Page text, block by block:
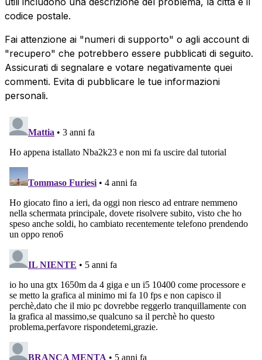
codice postale.
Fai attenzione ai "numeri di supporto" o agli account di
"recupero" che potrebbero essere pubblicati di seguito.
Assicurati di segnalare e votare negativamente quei
commenti. Evita di pubblicare le tue informazioni
personali.